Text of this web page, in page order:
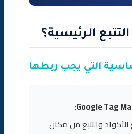
الرئيسية؟
التي يجب ربطها
Google Tag
والتتبع من مكان